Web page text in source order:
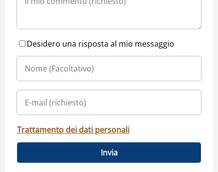
Desidero una risposta al mio messaggio
Trattamento dei dati personali
Invia